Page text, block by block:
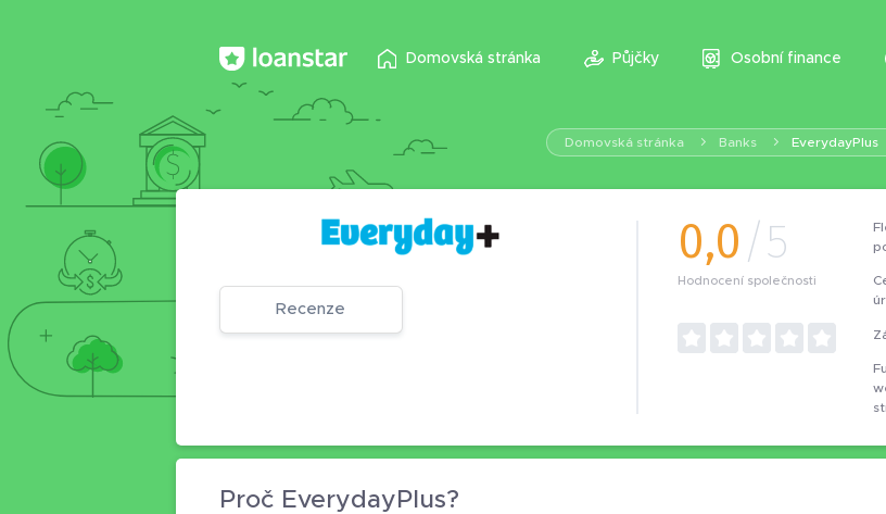
Domovská stránka Půjčky Osobní finance
Domovská stránka Banks EverydayPlus
Recenze
0,0/5
Hodnocení společnosti
Proč EverydayPlus?